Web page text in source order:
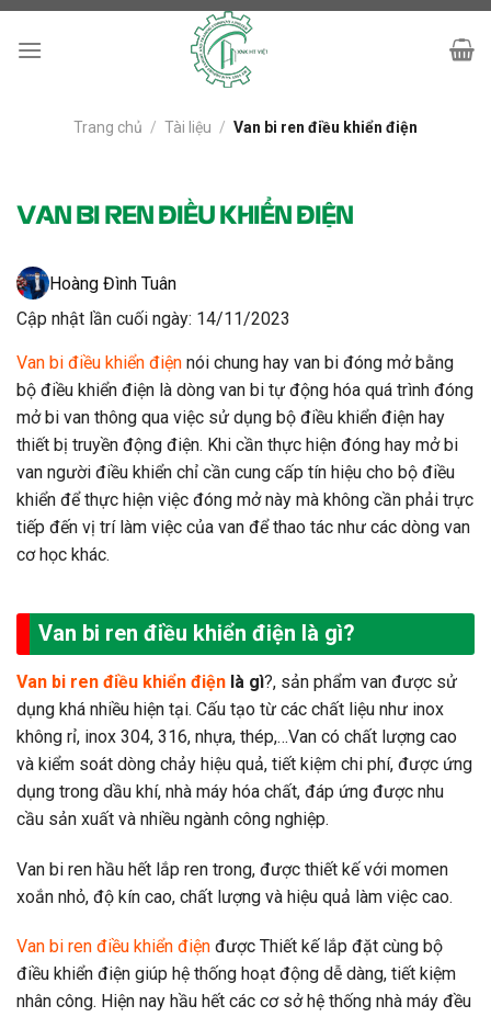
Skip
Trang chủ / Tài liệu / Van bi ren điều khiển điện
VAN BI REN ĐIỀU KHIỂN ĐIỆN
Hoàng Đình Tuân
Cập nhật lần cuối ngày: 14/11/2023
Van bi điều khiển điện nói chung hay van bi đóng mở bằng
bộ điều khiển điện là dòng van bi tự động hóa quá trình đóng
mở bi van thông qua việc sử dụng bộ điều khiển điện hay
thiết bị truyền động điện. Khi cần thực hiện đóng hay mở bi
van người điều khiển chỉ cần cung cấp tín hiệu cho bộ điều
khiển để thực hiện việc đóng mở này mà không cần phải trực
tiếp đến vị trí làm việc của van để thao tác như các dòng van
cơ học khác.
Van bi ren điều khiển điện là gì?
Van bi ren điều khiển điện là gì?, sản phẩm van được sử
dụng khá nhiều hiện tại. Cấu tạo từ các chất liệu như inox
không rỉ, inox 304, 316, nhựa, thép,…Van có chất lượng cao
và kiểm soát dòng chảy hiệu quả, tiết kiệm chi phí, được ứng
dụng trong dầu khí, nhà máy hóa chất, đáp ứng được nhu
cầu sản xuất và nhiều ngành công nghiệp.
Van bi ren hầu hết lắp ren trong, được thiết kế với momen
xoắn nhỏ, độ kín cao, chất lượng và hiệu quả làm việc cao.
Van bi ren điều khiển điện được Thiết kế lắp đặt cùng bộ
điều khiển điện giúp hệ thống hoạt động dễ dàng, tiết kiệm
nhân công. Hiện nay hầu hết các cơ sở hệ thống nhà máy đều